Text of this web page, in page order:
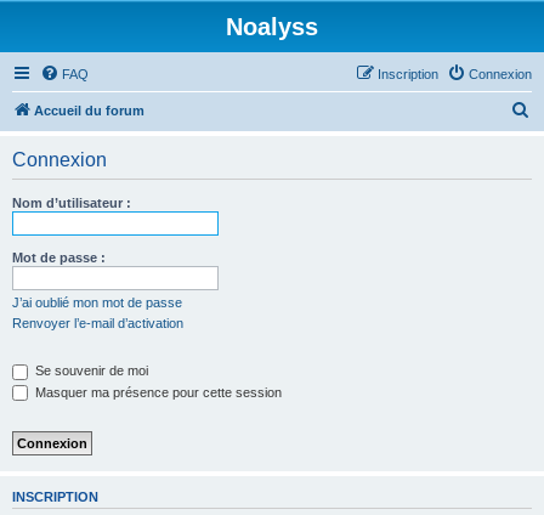
Noalyss
FAQ Connexion
Inscription
Accueil du forum
Connexion
Nom d’utilisateur :
Mot de passe :
J’ai oublié mon mot de passe
Renvoyer l’e-mail d’activation
Se souvenir de moi
Masquer ma présence pour cette session
INSCRIPTION